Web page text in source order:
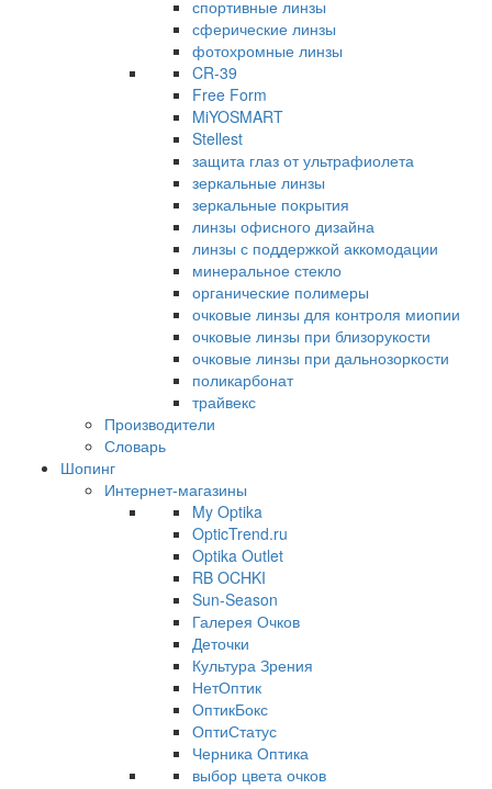
спортивные линзы
сферические линзы
фотохромные линзы
CR-39
Free Form
MiYOSMART
Stellest
защита глаз от ультрафиолета
зеркальные линзы
зеркальные покрытия
линзы офисного дизайна
линзы с поддержкой аккомодации
минеральное стекло
органические полимеры
очковые линзы для контроля миопии
очковые линзы при близорукости
очковые линзы при дальнозоркости
поликарбонат
трайвекс
Производители
Словарь
Шопинг
Интернет-магазины
My Optika
OpticTrend.ru
Optika Outlet
RB OCHKI
Sun-Season
Галерея Очков
Деточки
Культура Зрения
НетОптик
ОптикБокс
ОптиСтатус
Черника Оптика
выбор цвета очков